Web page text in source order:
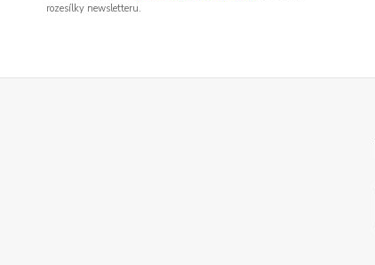
rozesílky newsletteru.